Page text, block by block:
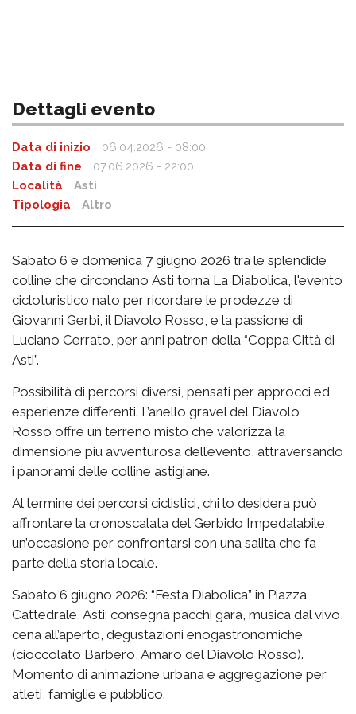
Dettagli evento
Data di inizio
06.04.2026 - 08:00
Data di fine
07.06.2026 - 22:00
Località
Asti
Tipologia
Altro
Sabato 6 e domenica 7 giugno 2026 tra le splendide
colline che circondano Asti torna La Diabolica, l'evento
cicloturistico nato per ricordare le prodezze di
Giovanni Gerbi, il Diavolo Rosso, e la passione di
Luciano Cerrato, per anni patron della “Coppa Città di
Asti”.
Possibilità di percorsi diversi, pensati per approcci ed
esperienze differenti. L’anello gravel del Diavolo
Rosso offre un terreno misto che valorizza la
dimensione più avventurosa dell’evento, attraversando
i panorami delle colline astigiane.
Al termine dei percorsi ciclistici, chi lo desidera può
affrontare la cronoscalata del Gerbido Impedalabile,
un’occasione per confrontarsi con una salita che fa
parte della storia locale.
Sabato 6 giugno 2026: “Festa Diabolica” in Piazza
Cattedrale, Asti: consegna pacchi gara, musica dal vivo,
cena all’aperto, degustazioni enogastronomiche
(cioccolato Barbero, Amaro del Diavolo Rosso).
Momento di animazione urbana e aggregazione per
atleti, famiglie e pubblico.